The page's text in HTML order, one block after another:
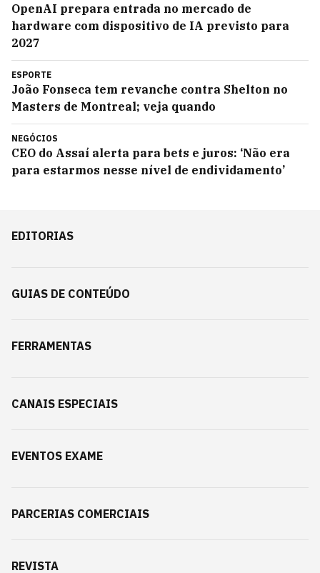
OpenAI prepara entrada no mercado de
hardware com dispositivo de IA previsto para
2027
ESPORTE
João Fonseca tem revanche contra Shelton no
Masters de Montreal; veja quando
NEGÓCIOS
CEO do Assaí alerta para bets e juros: ‘Não era
para estarmos nesse nível de endividamento’
EDITORIAS
GUIAS DE CONTEÚDO
FERRAMENTAS
CANAIS ESPECIAIS
EVENTOS EXAME
PARCERIAS COMERCIAIS
REVISTA